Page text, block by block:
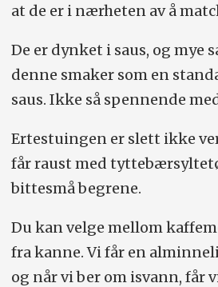
at de er i nærheten av å
De er dynket i saus, og mye
denne smaker som en
saus. Ikke så spennende
Ertestuingen er slett ikke
får raust med
bittesmå begrene.
Du kan velge mellom
fra kanne. Vi får en
og når vi ber om isvann, får